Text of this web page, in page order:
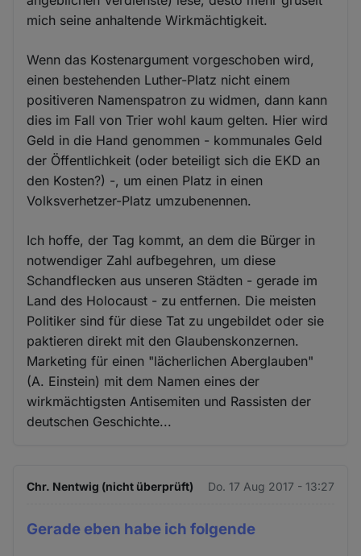
mich seine anhaltende Wirkmächtigkeit.
Wenn das Kostenargument vorgeschoben wird,
einen bestehenden Luther-Platz nicht einem
positiveren Namenspatron zu widmen, dann kann
dies im Fall von Trier wohl kaum gelten. Hier wird
Geld in die Hand genommen - kommunales Geld
der Öffentlichkeit (oder beteiligt sich die EKD an
den Kosten?) -, um einen Platz in einen
Volksverhetzer-Platz umzubenennen.
Ich hoffe, der Tag kommt, an dem die Bürger in
notwendiger Zahl aufbegehren, um diese
Schandflecken aus unseren Städten - gerade im
Land des Holocaust - zu entfernen. Die meisten
Politiker sind für diese Tat zu ungebildet oder sie
paktieren direkt mit den Glaubenskonzernen.
Marketing für einen "lächerlichen Aberglauben"
(A. Einstein) mit dem Namen eines der
wirkmächtigsten Antisemiten und Rassisten der
deutschen Geschichte...
Chr. Nentwig (nicht überprüft) Do. 17 Aug 2017 - 13:27
Gerade eben habe ich folgende